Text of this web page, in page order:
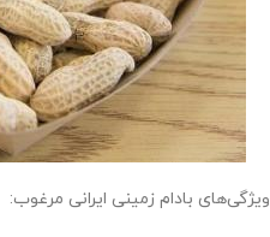
ویژگی‌های بادام زمینی ایرانی مرغوب: